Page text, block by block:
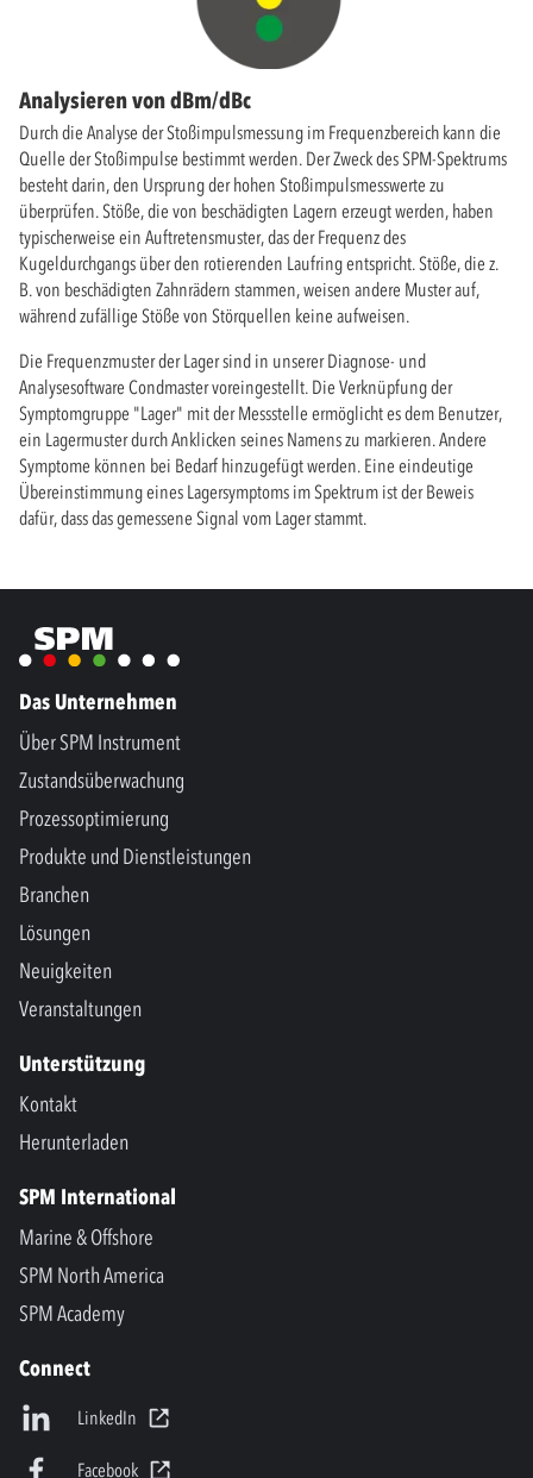
Analysieren von dBm/dBc
Durch die Analyse der Stoßimpulsmessung im Frequenzbereich kann die
Quelle der Stoßimpulse bestimmt werden. Der Zweck des SPM-Spektrums
besteht darin, den Ursprung der hohen Stoßimpulsmesswerte zu
überprüfen. Stöße, die von beschädigten Lagern erzeugt werden, haben
typischerweise ein Auftretensmuster, das der Frequenz des
Kugeldurchgangs über den rotierenden Laufring entspricht. Stöße, die z.
B. von beschädigten Zahnrädern stammen, weisen andere Muster auf,
während zufällige Stöße von Störquellen keine aufweisen.
Die Frequenzmuster der Lager sind in unserer Diagnose- und
Analysesoftware Condmaster voreingestellt. Die Verknüpfung der
Symptomgruppe "Lager" mit der Messstelle ermöglicht es dem Benutzer,
ein Lagermuster durch Anklicken seines Namens zu markieren. Andere
Symptome können bei Bedarf hinzugefügt werden. Eine eindeutige
Übereinstimmung eines Lagersymptoms im Spektrum ist der Beweis
dafür, dass das gemessene Signal vom Lager stammt.
Das Unternehmen
Über SPM Instrument
Zustandsüberwachung
Prozessoptimierung
Produkte und Dienstleistungen
Branchen
Lösungen
Neuigkeiten
Veranstaltungen
Unterstützung
Kontakt
Herunterladen
SPM International
Marine & Offshore
SPM North America
SPM Academy
Connect
LinkedIn
Facebook